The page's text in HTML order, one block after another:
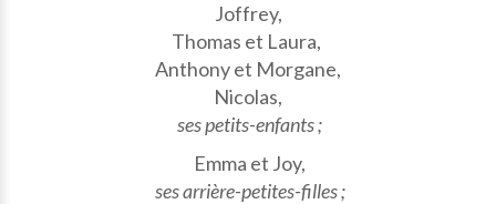
Joffrey,
Thomas et Laura,
Anthony et Morgane,
Nicolas,
ses petits-enfants ;
Emma et Joy,
ses arrière-petites-filles ;